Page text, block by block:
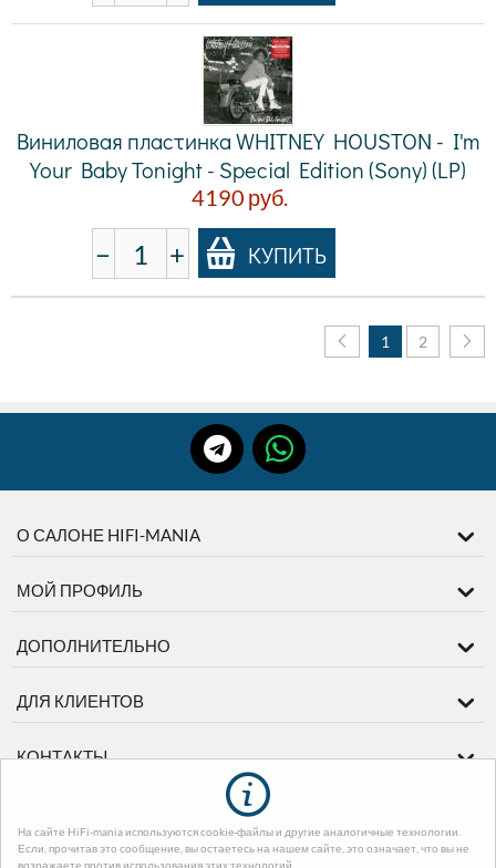
На сайте HiFi-mania используются cookie-файлы и другие аналогичные технологии.
Если, прочитав это сообщение, вы остаетесь на нашем сайте, это означает, что вы не
возражаете против использования этих технологий.
Виниловая пластинка WHITNEY HOUSTON - I'm
Your Baby Tonight - Special Edition (Sony) (LP)
4190 руб.
− + КУПИТЬ
1 2
О САЛОНЕ HIFI-MANIA
МОЙ ПРОФИЛЬ
ДОПОЛНИТЕЛЬНО
ДЛЯ КЛИЕНТОВ
КОНТАКТЫ
© 2003-2026 диМЕДИА. На базеCS-Cart - Платформа для интернет-
магазинов. Design by EnergoThemes -CS-Cart Themes